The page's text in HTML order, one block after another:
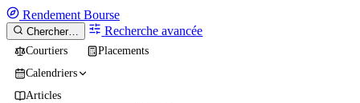
Rendement Bourse
Chercher… Recherche avancée
Courtiers
Placements
Calendriers
Articles